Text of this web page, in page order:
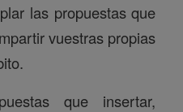
las propuestas que
vuestras propias
que insertar,